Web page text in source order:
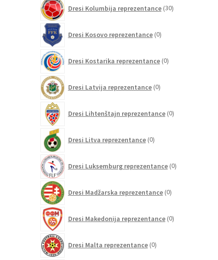
Dresi Kolumbija reprezentance 30izdelkov
Dresi Kosovo reprezentance 0izdelkov
Dresi Kostarika reprezentance 0izdelkov
Dresi Latvija reprezentance 0izdelkov
Dresi Lihtenštajn reprezentance 0izdelkov
Dresi Litva reprezentance 0izdelkov
Dresi Luksemburg reprezentance 0izdelkov
Dresi Madžarska reprezentance 0izdelkov
Dresi Makedonija reprezentance 0izdelkov
Dresi Malta reprezentance 0izdelkov